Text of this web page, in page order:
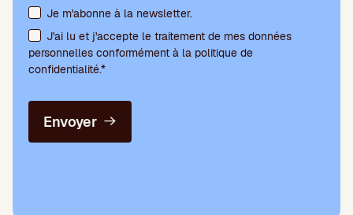
Acceptation des conditions et abonnement à la newsletter
Je m'abonne à la newsletter.
J'ai lu et j'accepte le traitement de mes données
personnelles conformément à la politique de
confidentialité.*
Envoyer